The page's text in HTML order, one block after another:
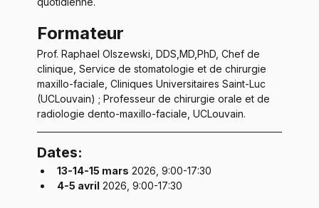
Formateur
Prof. Raphael Olszewski, DDS,MD,PhD, Chef de
clinique, Service de stomatologie et de chirurgie
maxillo-faciale, Cliniques Universitaires Saint-Luc
(UCLouvain) ; Professeur de chirurgie orale et de
radiologie dento-maxillo-faciale, UCLouvain.
Dates:
13-14-15 mars 2026, 9:00-17:30
4-5 avril 2026, 9:00-17:30